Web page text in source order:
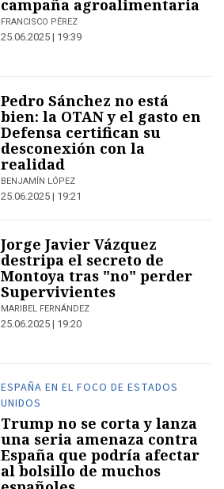
campaña agroalimentaria
FRANCISCO PÉREZ
25.06.2025 | 19:39
Pedro Sánchez no está
bien: la OTAN y el gasto en
Defensa certifican su
desconexión con la
realidad
BENJAMÍN LÓPEZ
25.06.2025 | 19:21
Jorge Javier Vázquez
destripa el secreto de
Montoya tras "no" perder
Supervivientes
MARIBEL FERNÁNDEZ
25.06.2025 | 19:20
ESPAÑA EN EL FOCO DE ESTADOS
UNIDOS
Trump no se corta y lanza
una seria amenaza contra
España que podría afectar
al bolsillo de muchos